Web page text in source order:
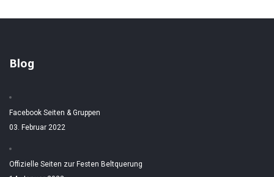
Blog
Facebook Seiten & Gruppen
03. Februar 2022
Offizielle Seiten zur Festen Beltquerung